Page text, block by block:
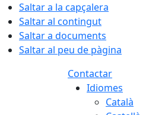
Saltar a la capçalera
Saltar al contingut
Saltar a documents
Saltar al peu de pàgina
Contactar
Idiomes
Català